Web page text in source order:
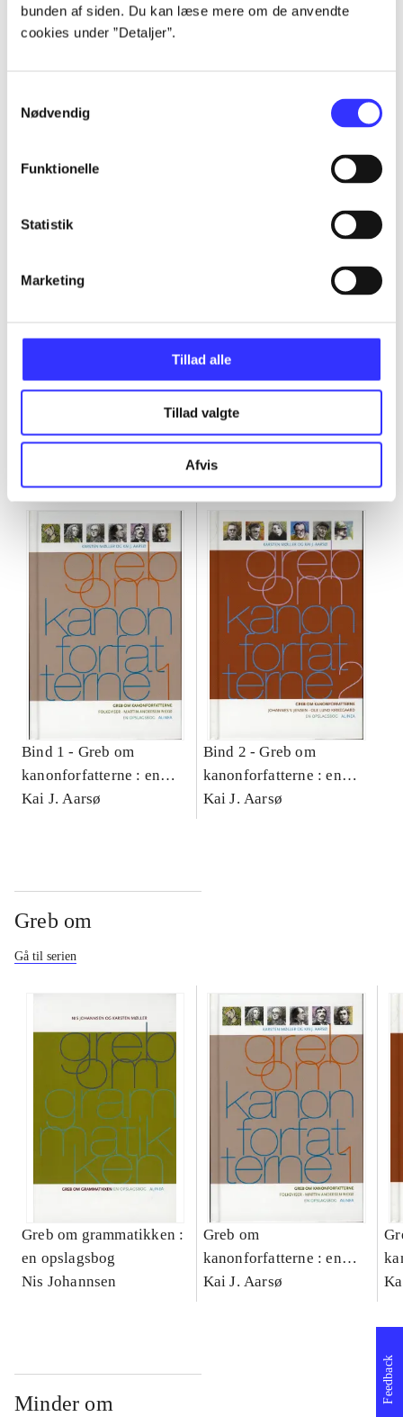
bunden af siden. Du kan læse mere om de anvendte
cookies under ”Detaljer”.
Nødvendig
Funktionelle
Statistik
Marketing
Tillad alle
Tillad valgte
Afvis
Alle registrerede artikler fordelt på udgivelser
Greb om kanonforfatterne
Bind 1 - Greb om
kanonforfatterne : en
opslagsbog. Bind 1 :
Kai J. Aarsø
Bind 2 -Greb om
kanonforfatterne : en
opslagsbog. Bind 2 :
Kai J. Aarsø
Greb om
Gå til serien
Greb om grammatikken :
en opslagsbog
Nis Johannsen
Greb om
kanonforfatterne : en
opslagsbog. Bind 1 :
Kai J. Aarsø
Minder om Feedback